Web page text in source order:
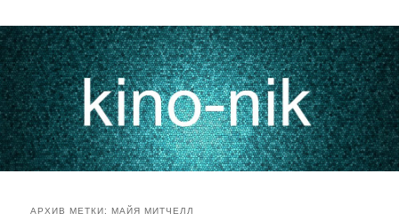
АРХИВ МЕТКИ:МАЙЯ МИТЧЕЛЛ